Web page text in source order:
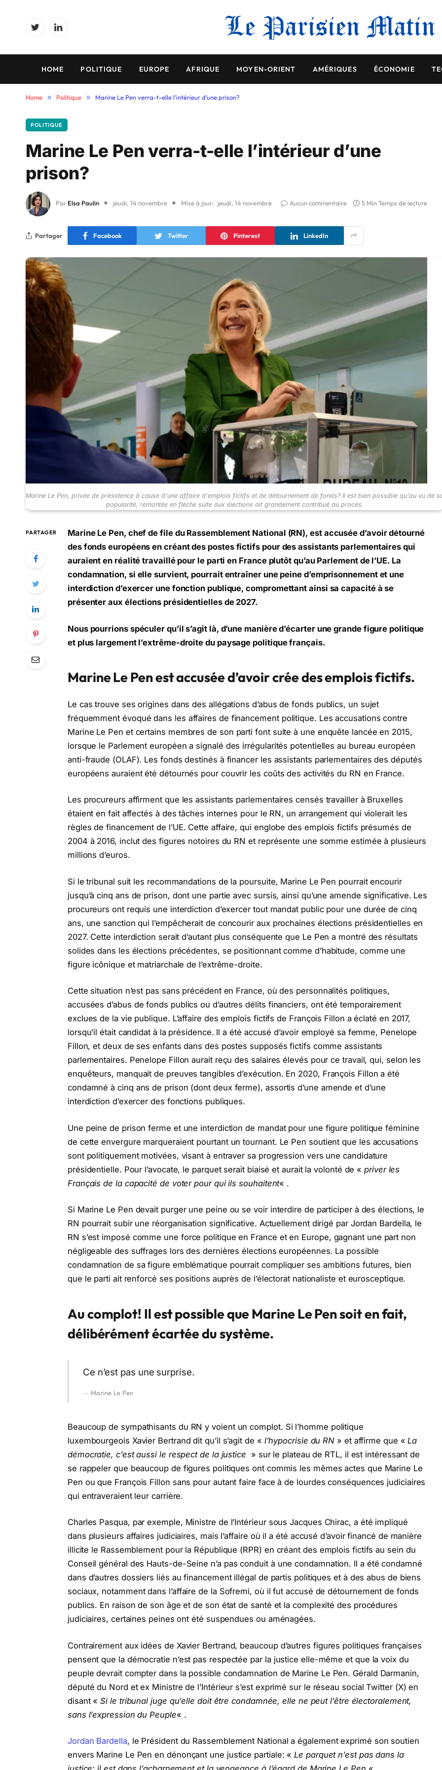
TwitterLinkedIn
HOME POLITIQUE EUROPE AFRIQUE MOYEN-ORIENT AMÉRIQUES ÉCONOMIE
Home » Politique » Marine Le Pen verra-t-elle l’intérieur d’une prison?
POLITIQUE
Marine Le Pen verra-t-elle l’intérieur d’une
prison?
Par Elsa Paulin jeudi, 14 novembre Mise à jour: jeudi, 14 novembre Aucun commentaire 5 Min Temps de lecture
Partager Facebook Twitter Pinterest LinkedIn
Marine Le Pen, privée de présidence à cause d'une affaire d'emplois fictifs et de détournement de fonds? Il est bien possible qu'au vu de
popularité, remontée en flèche suite aux élections ait grandement contribué au procès.
PARTAGER
Marine Le Pen, chef de file du Rassemblement National (RN), est accusée d’avoir détourné
des fonds européens en créant des postes fictifs pour des assistants parlementaires qui
auraient en réalité travaillé pour le parti en France plutôt qu’au Parlement de l’UE. La
condamnation, si elle survient, pourrait entraîner une peine d’emprisonnement et une
interdiction d’exercer une fonction publique, compromettant ainsi sa capacité à se
présenter aux élections présidentielles de 2027.
Nous pourrions spéculer qu’il s’agit là, d’une manière d’écarter une grande figure politique
et plus largement l’extrême-droite du paysage politique français.
Marine Le Pen est accusée d’avoir crée des emplois fictifs.
Le cas trouve ses origines dans des allégations d’abus de fonds publics, un sujet
fréquemment évoqué dans les affaires de financement politique. Les accusations contre
Marine Le Pen et certains membres de son parti font suite à une enquête lancée en 2015,
lorsque le Parlement européen a signalé des irrégularités potentielles au bureau européen
anti-fraude (OLAF). Les fonds destinés à financer les assistants parlementaires des députés
européens auraient été détournés pour couvrir les coûts des activités du RN en France.
Les procureurs affirment que les assistants parlementaires censés travailler à Bruxelles
étaient en fait affectés à des tâches internes pour le RN, un arrangement qui violerait les
règles de financement de l’UE. Cette affaire, qui englobe des emplois fictifs présumés de
2004 à 2016, inclut des figures notoires du RN et représente une somme estimée à plusieurs
millions d’euros.
Si le tribunal suit les recommandations de la poursuite, Marine Le Pen pourrait encourir
jusqu’à cinq ans de prison, dont une partie avec sursis, ainsi qu’une amende significative. Les
procureurs ont requis une interdiction d’exercer tout mandat public pour une durée de cinq
ans, une sanction qui l’empêcherait de concourir aux prochaines élections présidentielles en
2027. Cette interdiction serait d’autant plus conséquente que Le Pen a montré des résultats
solides dans les élections précédentes, se positionnant comme d’habitude, comme une
figure icônique et matriarchale de l’extrême-droite.
Cette situation n’est pas sans précédent en France, où des personnalités politiques,
accusées d’abus de fonds publics ou d’autres délits financiers, ont été temporairement
exclues de la vie publique. L’affaire des emplois fictifs de François Fillon a éclaté en 2017,
lorsqu’il était candidat à la présidence. Il a été accusé d’avoir employé sa femme, Penelope
Fillon, et deux de ses enfants dans des postes supposés fictifs comme assistants
parlementaires. Penelope Fillon aurait reçu des salaires élevés pour ce travail, qui, selon les
enquêteurs, manquait de preuves tangibles d’exécution. En 2020, François Fillon a été
condamné à cinq ans de prison (dont deux ferme), assortis d’une amende et d’une
interdiction d’exercer des fonctions publiques.
Une peine de prison ferme et une interdiction de mandat pour une figure politique féminine
de cette envergure marqueraient pourtant un tournant. Le Pen soutient que les accusations
sont politiquement motivées, visant à entraver sa progression vers une candidature
présidentielle. Pour l’avocate, le parquet serait biaisé et aurait la volonté de «priver les
Français de la capacité de voter pour qui ils souhaitent« .
Si Marine Le Pen devait purger une peine ou se voir interdire de participer à des élections, le
RN pourrait subir une réorganisation significative. Actuellement dirigé par Jordan Bardella, le
RN s’est imposé comme une force politique en France et en Europe, gagnant une part non
négligeable des suffrages lors des dernières élections européennes. La possible
condamnation de sa figure emblématique pourrait compliquer ses ambitions futures, bien
que le parti ait renforcé ses positions auprès de l’électorat nationaliste et eurosceptique.
Au complot! Il est possible que Marine Le Pen soit en fait,
délibérément écartée du système.
Ce n’est pas une surprise.
Marine Le Pen
Beaucoup de sympathisants du RN y voient un complot. Si l’homme politique
luxembourgeois Xavier Bertrand dit qu’il s’agit de « l’hypocrisie du RN » et affirme que « La
démocratie, c’est aussi le respect de la justice » sur le plateau de RTL, il est intéressant de
se rappeler que beaucoup de figures politiques ont commis les mêmes actes que Marine Le
Pen ou que François Fillon sans pour autant faire face à de lourdes conséquences judiciaires
qui entraveraient leur carrière.
Charles Pasqua, par exemple, Ministre de l’Intérieur sous Jacques Chirac, a été impliqué
dans plusieurs affaires judiciaires, mais l’affaire où il a été accusé d’avoir financé de manière
illicite le Rassemblement pour la République (RPR) en créant des emplois fictifs au sein du
Conseil général des Hauts-de-Seine n’a pas conduit à une condamnation. Il a été condamné
dans d’autres dossiers liés au financement illégal de partis politiques et à des abus de biens
sociaux, notamment dans l’affaire de la Sofremi, où il fut accusé de détournement de fonds
publics. En raison de son âge et de son état de santé et la complexité des procédures
judiciaires, certaines peines ont été suspendues ou aménagées.
Contrairement aux idées de Xavier Bertrand, beaucoup d’autres figures politiques françaises
pensent que la démocratie n’est pas respectée par la justice elle-même et que la voix du
peuple devrait compter dans la possible condamnation de Marine Le Pen. Gérald Darmanin,
député du Nord et ex Ministre de l’Intérieur s’est exprimé sur le réseau social Twitter (X) en
disant «Si le tribunal juge qu’elle doit être condamnée, elle ne peut l’être électoralement,
sans l’expression du Peuple« .
Jordan Bardella, le Président du Rassemblement National a également exprimé son soutien
envers Marine Le Pen en dénonçant une justice partiale: «Le parquet n’est pas dans la